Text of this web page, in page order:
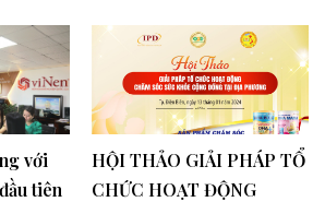
Bình
của doanh nghiệp nhỏ và
với
tiên
HỘI THẢO GIẢI PHÁP TỔ
CHỨC HOẠT ĐỘNG